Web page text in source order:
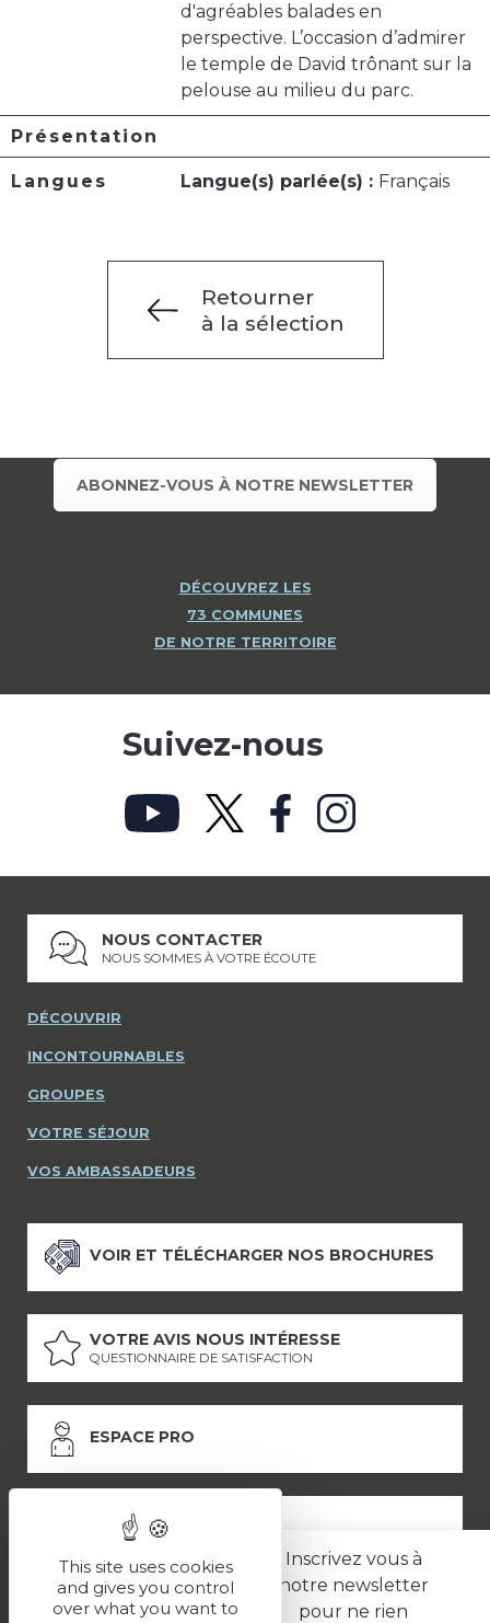
d'agréables balades en
perspective. L’occasion d’admirer
le temple de David trônant sur la
pelouse au milieu du parc.
Présentation
Langues Langue(s) parlée(s) : Français
Retourner
à la sélection
Inscrivez vous à
notre newsletter
pour ne rien
ABONNEZ-VOUS À NOTRE NEWSLETTER
DÉCOUVREZ LES
73 COMMUNES
DE NOTRE TERRITOIRE
Suivez-nous
NOUS CONTACTER
NOUS SOMMES À VOTRE ÉCOUTE
DÉCOUVRIR
INCONTOURNABLES
GROUPES
VOTRE SÉJOUR
VOS AMBASSADEURS
VOIR ET TÉLÉCHARGER NOS BROCHURES
VOTRE AVIS NOUS INTÉRESSE
QUESTIONNAIRE DE SATISFACTION
ESPACE PRO
ESPACE PRESSE
LES PARTENAIRES
This site uses cookies
and gives you control
over what you want to